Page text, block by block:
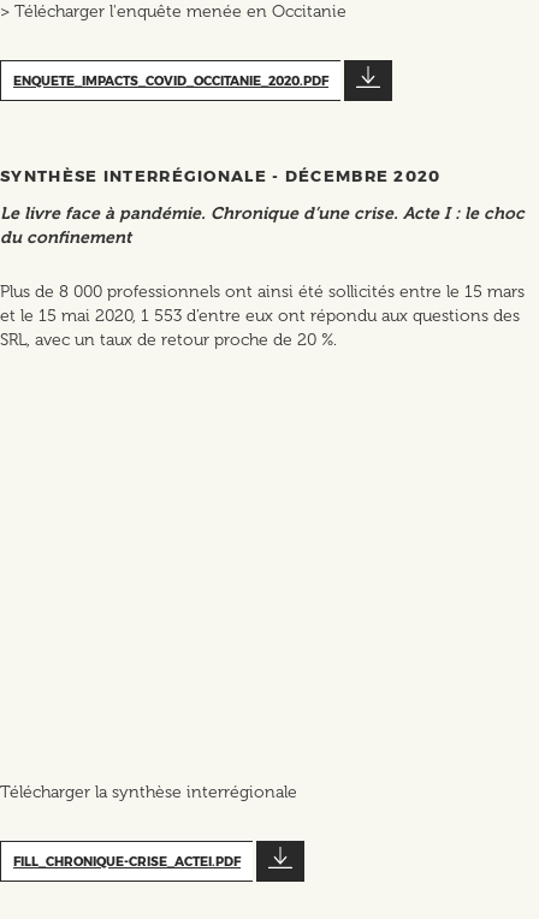
> Télécharger l'enquête menée en Occitanie
ENQUETE_IMPACTS_COVID_OCCITANIE_2020.PDF
SYNTHÈSE INTERRÉGIONALE - DÉCEMBRE 2020
Le livre face à pandémie. Chronique d’une crise. Acte I : le choc
du confinement
Plus de 8 000 professionnels ont ainsi été sollicités entre le 15 mars
et le 15 mai 2020, 1 553 d’entre eux ont répondu aux questions des
SRL, avec un taux de retour proche de 20 %.
Télécharger la synthèse interrégionale
FILL_CHRONIQUE-CRISE_ACTEI.PDF